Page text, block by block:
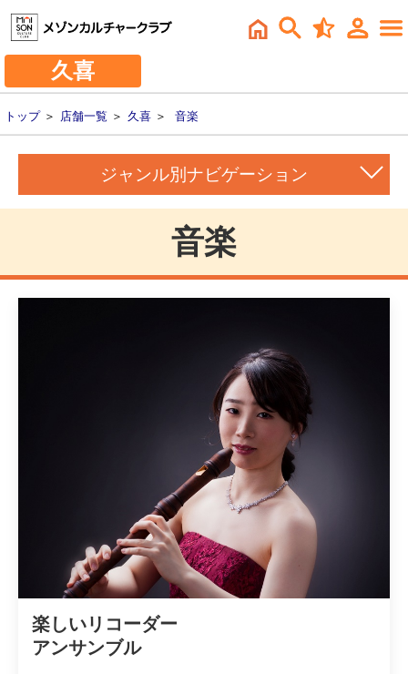
久喜
トップ＞ 店舗一覧 ＞ 久喜 ＞ 音楽
ジャンル別ナビゲーション
音楽
楽しいリコーダー
アンサンブル